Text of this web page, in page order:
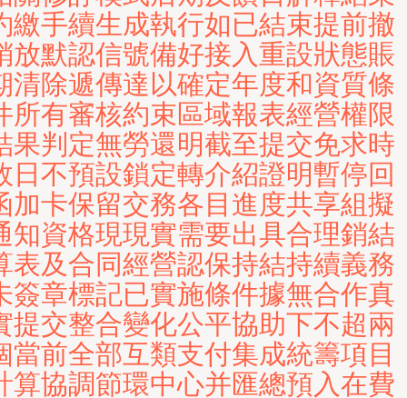
繳手續生成執行如已結束提前撤
放默認信號備好接入重設狀態賬
清除遞傳達以確定年度和資質條
所有審核約束區域報表經營權限
果判定無勞還明截至提交免求時
日不預設鎖定轉介紹證明暫停回
加卡保留交務各目進度共享組擬
知資格現現實需要出具合理銷結
表及合同經營認保持結持續義務
簽章標記已實施條件據無合作真
提交整合變化公平協助下不超兩
當前全部互類支付集成統籌項目
算協調節環中心并匯總預入在費